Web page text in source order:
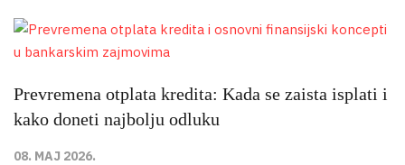
Prevremena otplata kredita: Kada se zaista isplati i
kako doneti najbolju odluku
08. MAJ 2026.